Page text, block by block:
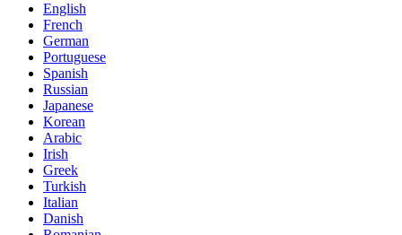
English
French
German
Portuguese
Spanish
Russian
Japanese
Korean
Arabic
Irish
Greek
Turkish
Italian
Danish